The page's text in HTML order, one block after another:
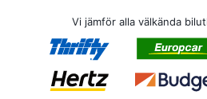
Vi jämför alla välkända